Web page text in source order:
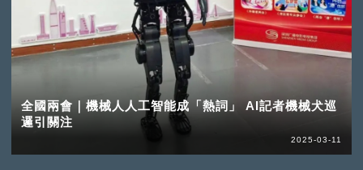
全國兩會｜機械人人工智能成「熱詞」 AI記者機械犬巡
邏引關注
2025-03-11